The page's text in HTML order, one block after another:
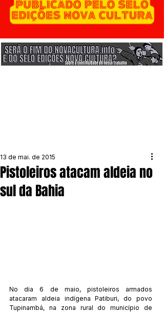
Pistoleiros atacam aldeia no
sul da Bahia
13 de mai. de 2015
No dia 6 de maio, pistoleiros armados
atacaram aldeia indígena Patiburi, do povo
Tupinambá, na zona rural do município de